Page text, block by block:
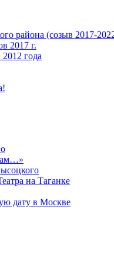
района (созыв 2017-
2017 г.
года
на Таганке
дату в Москве